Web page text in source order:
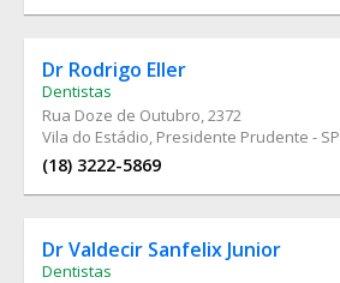
Dr Rodrigo Eller
Dentistas
Rua Doze de Outubro, 2372
Vila do Estádio, Presidente Prudente - SP
(18) 3222-5869
Dr Valdecir Sanfelix Junior
Dentistas